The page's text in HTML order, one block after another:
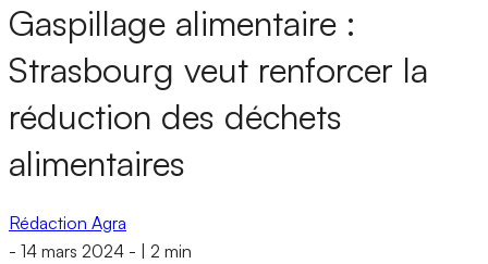
Gaspillage alimentaire :
Strasbourg veut renforcer la
réduction des déchets
alimentaires
Rédaction Agra
- 14 mars 2024 - 2 min